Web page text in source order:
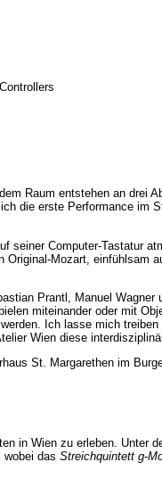
Raum entstehen an drei
die erste Performance im
seiner Computer-Tastatur
Mozart, einfühlsam
Prantl, Manuel
miteinander oder mit
Ich lasse mich
Wien diese
St. Margarethen im
in Wien zu erleben. Unter
wobei das Streichquintett g-